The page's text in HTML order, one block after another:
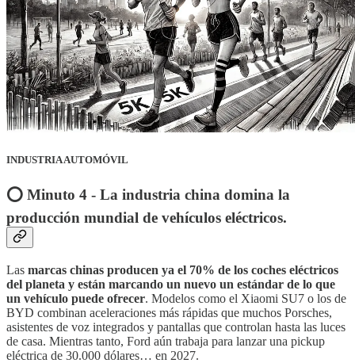
INDUSTRIA AUTOMÓVIL
⭕️ Minuto 4 - La industria china domina la
producción mundial de vehículos eléctricos.
Las marcas chinas producen ya el 70% de los coches eléctricos
del planeta y están marcando un nuevo un estándar de lo que
un vehículo puede ofrecer. Modelos como el Xiaomi SU7 o los de
BYD combinan aceleraciones más rápidas que muchos Porsches,
asistentes de voz integrados y pantallas que controlan hasta las luces
de casa. Mientras tanto, Ford aún trabaja para lanzar una pickup
eléctrica de 30.000 dólares… en 2027.